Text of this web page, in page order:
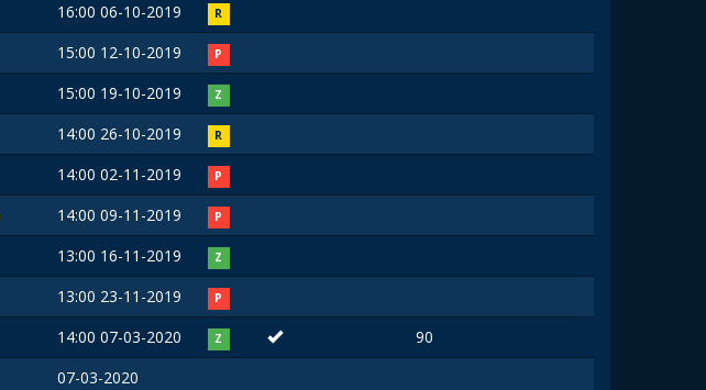
16:00 06-10-2019 R
15:00 12-10-2019 P
15:00 19-10-2019 Z
14:00 26-10-2019 R
14:00 02-11-2019 P
14:00 09-11-2019 P
13:00 16-11-2019 Z
13:00 23-11-2019 P
14:00 07-03-2020 Z
90
07-03-2020